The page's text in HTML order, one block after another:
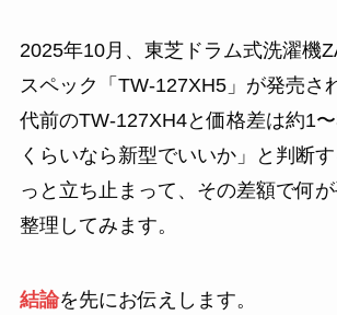
2025年10月、東芝ドラム式洗濯機
スペック「TW-127XH5」が発売さ
代前のTW-127XH4と価格差は約1
くらいなら新型でいいか」と判断
っと立ち止まって、その差額で何
整理してみます。
結論を先にお伝えします。